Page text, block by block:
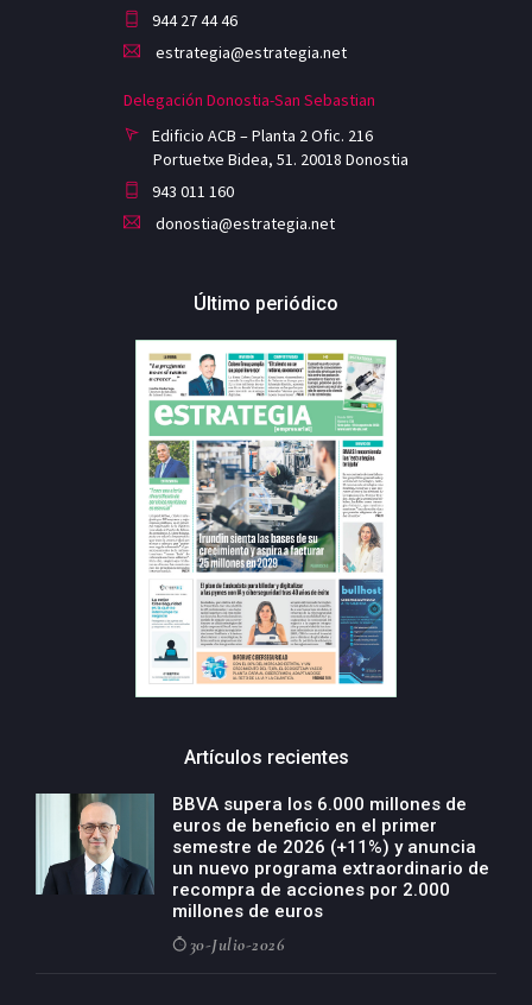
944 27 44 46
estrategia@estrategia.net
Delegación Donostia-San Sebastian
Edificio ACB – Planta 2 Ofic. 216
Portuetxe Bidea, 51. 20018 Donostia
943 011 160
donostia@estrategia.net
Último periódico
Artículos recientes
BBVA supera los 6.000 millones de
euros de beneficio en el primer
semestre de 2026 (+11%) y anuncia
un nuevo programa extraordinario de
recompra de acciones por 2.000
millones de euros
30-Julio-2026